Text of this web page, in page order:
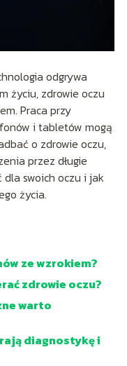
odgrywa
życiu, zdrowie oczu
Praca przy
i tabletów mogą
o zdrowie oczu,
przez długie
swoich oczu i jak
życia.
ze wzrokiem?
zdrowie oczu?
warto
diagnostykę i